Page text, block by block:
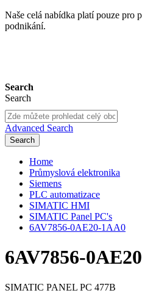
Naše celá nabídka platí pouze pro
podnikání.
Search
Search
Advanced Search
Search
Home
Průmyslová elektronika
Siemens
PLC automatizace
SIMATIC HMI
SIMATIC Panel PC's
6AV7856-0AE20-1AA0
6AV7856-
SIMATIC PANEL PC 477B